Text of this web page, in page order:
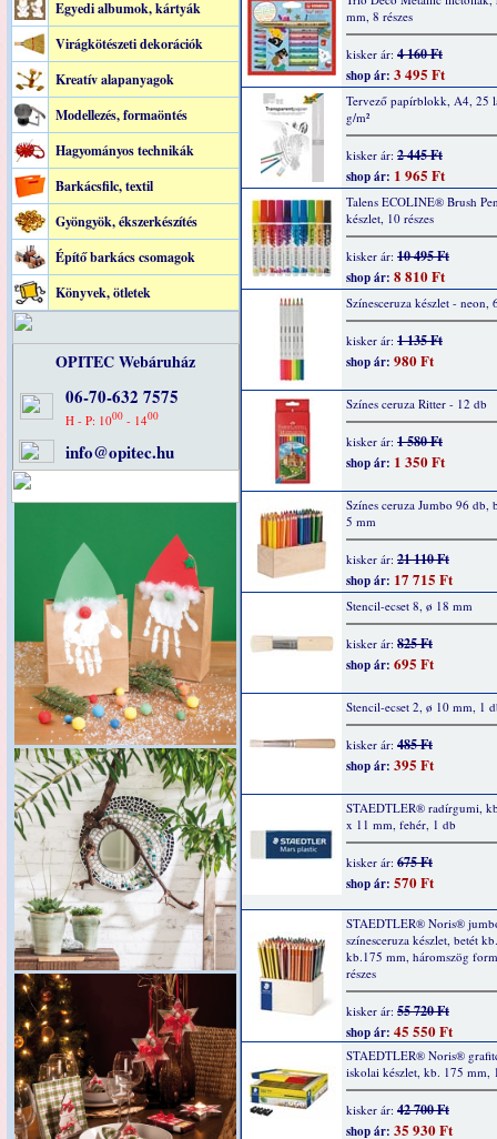
Egyedi albumok, kártyák
Virágkötészeti dekorációk
Kreatív alapanyagok
Modellezés, formaöntés
Hagyományos technikák
Barkácsfilc, textil
Gyöngyök, ékszerkészítés
Építő barkács csomagok
Könyvek, ötletek
OPITEC Webáruház
06-70-632 7575
H - P: 1000- 1400
info@opitec.hu
mm, 8 részes
kisker ár: 4 160 Ft
shop ár: 3 495 Ft
Tervező papírblokk, A4, 25
g/m²
kisker ár: 2 445 Ft
shop ár: 1 965 Ft
Talens ECOLINE® Brush
készlet, 10 részes
kisker ár: 10 495 Ft
shop ár: 8 810 Ft
Színesceruza készlet - neon,
kisker ár: 1 135 Ft
shop ár: 980 Ft
Színes ceruza Ritter - 12 db
kisker ár: 1 580 Ft
shop ár: 1 350 Ft
Színes ceruza Jumbo 96 db,
5 mm
kisker ár: 21 110 Ft
shop ár: 17 715 Ft
Stencil-ecset 8, ø 18 mm
kisker ár: 825 Ft
shop ár: 695 Ft
Stencil-ecset 2, ø 10 mm, 1
kisker ár: 485 Ft
shop ár: 395 Ft
STAEDTLER® radírgumi,
x 11 mm, fehér, 1 db
kisker ár: 675 Ft
shop ár: 570 Ft
STAEDTLER® Noris®
színesceruza készlet, betét
kb.175 mm, háromszög
részes
kisker ár: 55 720 Ft
shop ár: 45 550 Ft
STAEDTLER® Noris®
iskolai készlet, kb. 175 mm,
kisker ár: 42 700 Ft
shop ár: 35 930 Ft